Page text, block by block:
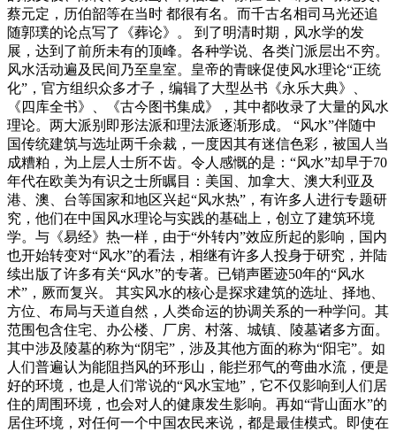
蔡元定，历伯韶等在当时 都很有名。而千古名相司马光还追
随郭璞的论点写了《葬论》。 到了明清时期，风水学的发
展，达到了前所未有的顶峰。各种学说、各类门派层出不穷。
风水活动遍及民间乃至皇室。皇帝的青睐促使风水理论“正统
化”，官方组织众多才子，编辑了大型丛书《永乐大典》、
《四库全书》、《古今图书集成》，其中都收录了大量的风水
理论。两大派别即形法派和理法派逐渐形成。 “风水”伴随中
国传统建筑与选址两千余裁，一度因其有迷信色彩，被国人当
成糟粕，为上层人士所不齿。令人感慨的是：“风水”却早于70
年代在欧美为有识之士所瞩目：美国、加拿大、澳大利亚及
港、澳、台等国家和地区兴起“风水热”，有许多人进行专题研
究，他们在中国风水理论与实践的基础上，创立了建筑环境
学。与《易经》热一样，由于“外转内”效应所起的影响，国内
也开始转变对“风水”的看法，相继有许多人投身于研究，并陆
续出版了许多有关“风水”的专著。已销声匿迹50年的“风水
术”，厥而复兴。 其实风水的核心是探求建筑的选址、择地、
方位、布局与天道自然，人类命运的协调关系的一种学问。其
范围包含住宅、办公楼、厂房、村落、城镇、陵墓诸多方面。
其中涉及陵墓的称为“阴宅”，涉及其他方面的称为“阳宅”。如
人们普遍认为能阻挡风的环形山，能拦邪气的弯曲水流，便是
好的环境，也是人们常说的“风水宝地”，它不仅影响到人们居
住的周围环境，也会对人的健康发生影响。再如“背山面水”的
居住环境，对任何一个中国农民来说，都是最佳模式。即使在